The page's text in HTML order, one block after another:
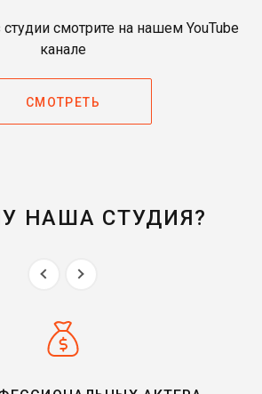
смотрите на нашем YouTube
канале
СМОТРЕТЬ
НАША СТУДИЯ?